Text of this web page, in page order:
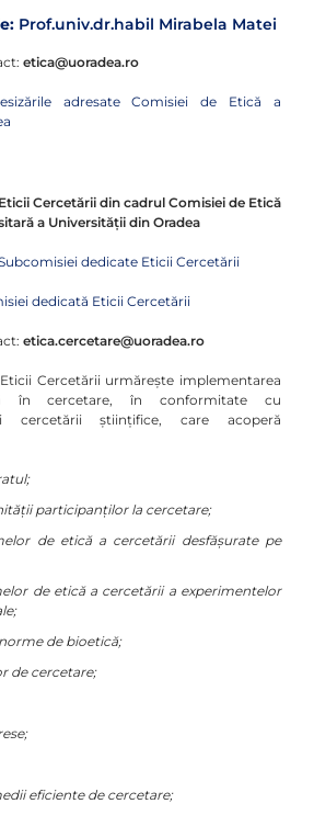
Prof.univ.dr.habil Mirabela Matei
etica@uoradea.ro
adresate Comisiei de Etică a
Cercetării din cadrul Comisiei de Etică
a Universității din Oradea
dedicate Eticii Cercetării
dedicată Eticii Cercetării
etica.cercetare@uoradea.ro
Cercetării urmăreşte implementarea
în cercetare, în conformitate cu
cercetării ştiinţifice, care acoperă
participanţilor la cercetare;
de etică a cercetării desfăşurate pe
de etică a cercetării a experimentelor
de bioetică;
de cercetare;
eficiente de cercetare;